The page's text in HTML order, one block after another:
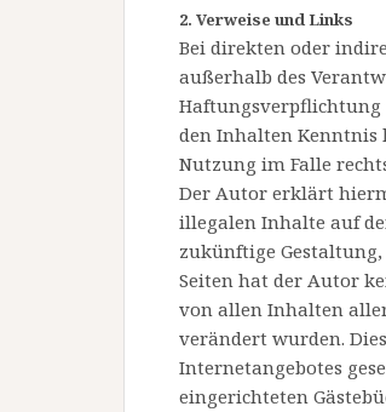
2. Verweise und Links
Bei direkten oder
außerhalb des
den Inhalten Kenntnis
Nutzung im Falle
Der Autor erklärt
illegalen Inhalte auf
zukünftige
Seiten hat der Autor
von allen Inhalten
verändert wurden.
Internetangebotes
eingerichteten